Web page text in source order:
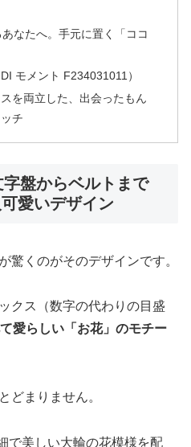
なたへ。手元に置く「ココ
モメント F234031011）
を両立した、出会ったもん
チ
盤からベルトまで
愛いデザイン
驚くのがそのデザインです。
クス（数字の代わりの目盛
愛らしい「お花」のモチー
どまりません。
で美しい大輪の花模様を配